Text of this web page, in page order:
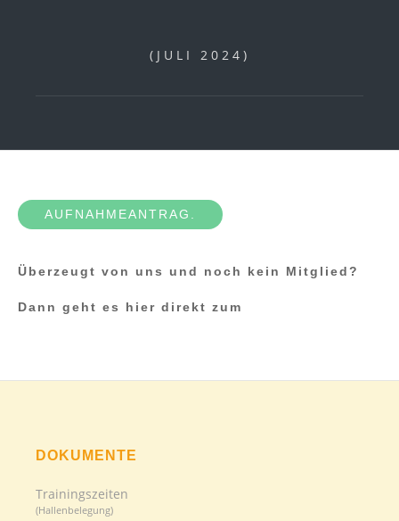
(JULI 2024)
AUFNAHMEANTRAG.
Überzeugt von uns und noch kein Mitglied?
Dann geht es hier direkt zum
DOKUMENTE
Trainingszeiten
(Hallenbelegung)